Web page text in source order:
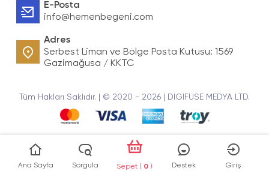
E-Posta
info@hemenbegeni.com
Adres
Serbest Liman ve Bölge Posta Kutusu: 1569
Gazimağusa / KKTC
Tüm Hakları Saklıdır. | © 2020 - 2026 | DIGIFUSE MEDYA LTD.
Ana Sayfa Sorgula Sepet ( 0 ) Destek Giriş